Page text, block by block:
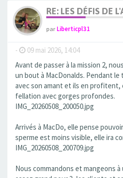
RE: LES DÉFIS DE
parLiberticpl31
- 09 mai 2026, 14:04
Avant de passer à la mission 2,
un bout à MacDonalds. Pendant
avec son amant et ils en profitent,
fellation avec gorges profondes.
IMG_20260508_200050.jpg
Arrivés à MacDo, elle pense
sperme est moins visible, elle ira
IMG_20260508_200709.jpg
Nous commandons et mangeons